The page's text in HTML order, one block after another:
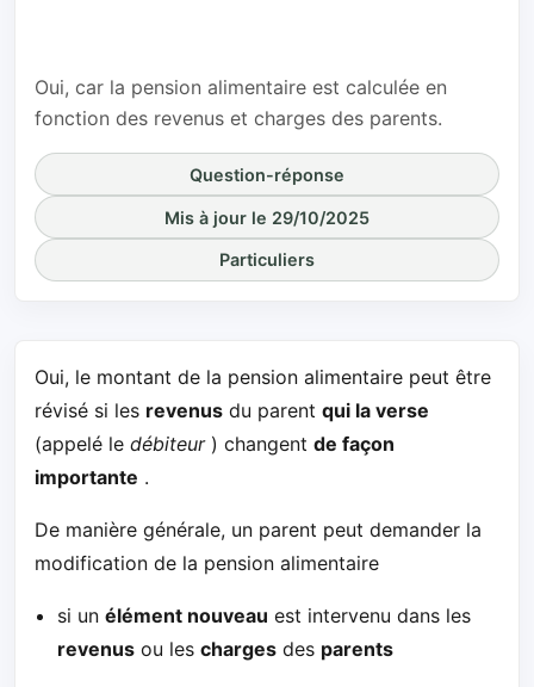
Oui, car la pension alimentaire est calculée en
fonction des revenus et charges des parents.
Question-réponse
Mis à jour le 29/10/2025
Particuliers
Oui, le montant de la pension alimentaire peut être
révisé si les revenus du parent qui la verse
(appelé le débiteur) changent de façon
importante .
De manière générale, un parent peut demander la
modification de la pension alimentaire
si unélément nouveau est intervenu dans les
revenus ou lescharges des parents